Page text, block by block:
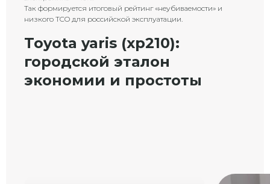
Так формируется итоговый рейтинг «неубиваемости» и
низкого TCO для российской эксплуатации.
Toyota yaris (xp210):
городской эталон
экономии и простоты